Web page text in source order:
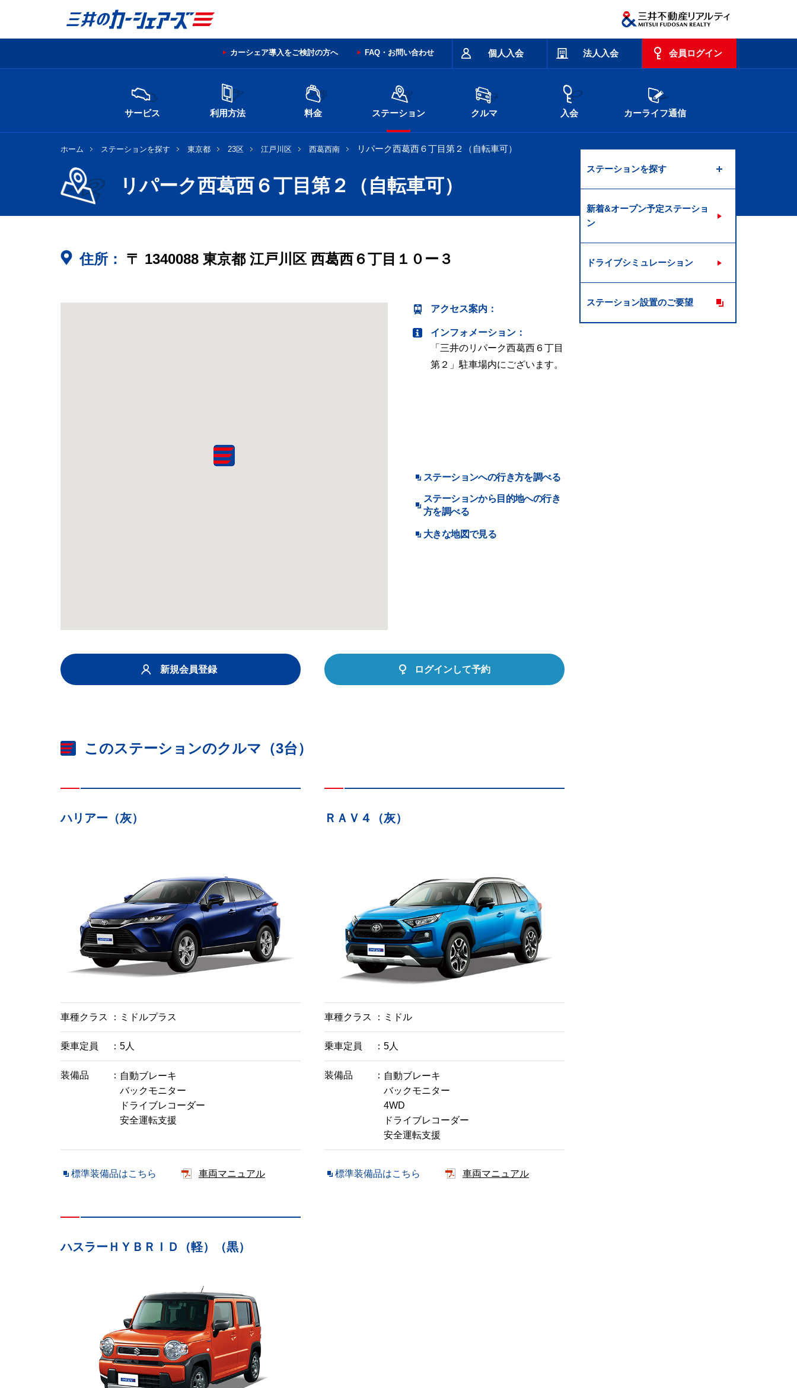
個人入会 法人入会 会員ログイン
カーシェア導入をご検討の方へ FAQ・お問い合わせ
サービス 利用方法 料金 ステーション クルマ 入会 カーライフ通信
ホーム ステーションを探す 東京都 23区 江戸川区 西葛西南 リパーク西葛西６丁目第２（自転車可）
リパーク西葛西６丁目第２（自転車可）
住所： 〒 1340088 東京都 江戸川区 西葛西６丁目１０ー３
アクセス案内 ：
インフォメーション：
「三井のリパーク西葛西６丁目
第２」駐車場内にございます。
ステーションへの行き方を調べる
ステーションから目的地への行き
方を調べる
大きな地図で見る
新規会員登録 ログインして予約
このステーションのクルマ（3台）
ハリアー（灰）
車種クラス ミドルプラス
乗車定員 5人
装備品
自動ブレーキ
バックモニター
ドライブレコーダー
安全運転支援
標準装備品はこちら 車両マニュアル
ＲＡＶ４（灰）
車種クラス ミドル
乗車定員 5人
装備品
自動ブレーキ
バックモニター
4WD
ドライブレコーダー
安全運転支援
標準装備品はこちら 車両マニュアル
ハスラーＨＹＢＲＩＤ（軽）（黒）
ステーションを探す
新着&オープン予定ステーショ
ン
ドライブシミュレーション
ステーション設置のご要望